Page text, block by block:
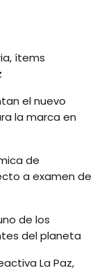
ítems
el nuevo
la marca en
de
a examen de
de los
del planeta
La Paz,